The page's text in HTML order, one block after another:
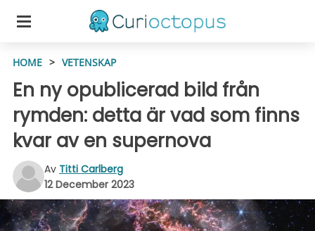
HOME > VETENSKAP
En ny opublicerad bild från
rymden: detta är vad som finns
kvar av en supernova
Av Titti Carlberg
12 December 2023